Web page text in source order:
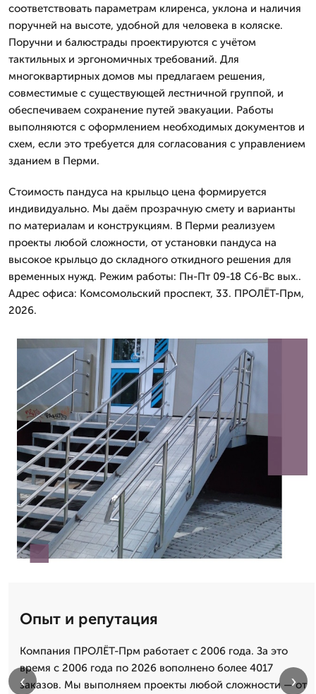
соответствовать параметрам клиренса, уклона и наличия
поручней на высоте, удобной для человека в коляске.
Поручни и балюстрады проектируются с учётом
тактильных и эргономичных требований. Для
многоквартирных домов мы предлагаем решения,
совместимые с существующей лестничной группой, и
обеспечиваем сохранение путей эвакуации. Работы
выполняются с оформлением необходимых документов и
схем, если это требуется для согласования с управлением
зданием в Перми.
Стоимость пандуса на крыльцо цена формируется
индивидуально. Мы даём прозрачную смету и варианты
по материалам и конструкциям. В Перми реализуем
проекты любой сложности, от установки пандуса на
высокое крыльцо до складного откидного решения для
временных нужд. Режим работы: Пн-Пт 09-18 Сб-Вс вых..
Адрес офиса: Комсомольский проспект, 33. ПРОЛЁТ-Прм,
2026.
Опыт и репутация
Компания ПРОЛЁТ-Прм работает с 2006 года. За это
время с 2006 года по 2026 вополнено более 4017
заказов. Мы выполняем проекты любой сложности — от
‹ ›